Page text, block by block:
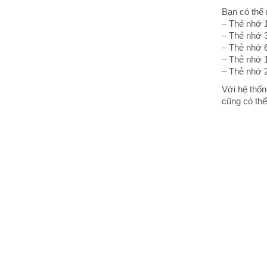
Bạn có
– Thẻ nhớ
– Thẻ nhớ
– Thẻ nhớ
– Thẻ nhớ
– Thẻ nhớ
Với hệ
cũng có